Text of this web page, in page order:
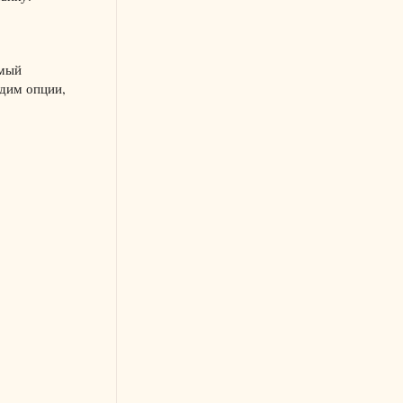
опции,